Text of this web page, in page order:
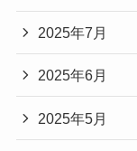
2025年7月
2025年6月
2025年5月